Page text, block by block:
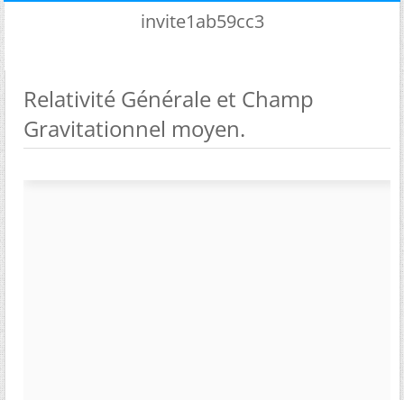
invite1ab59cc3
Relativité Générale et Champ
Gravitationnel moyen.